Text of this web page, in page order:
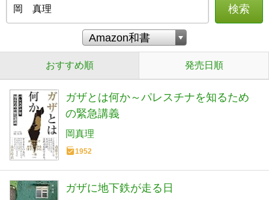
検索
おすすめ順 発売日順
ガザとは何か～パレスチナを知るため
の緊急講義
岡真理
1952
ガザに地下鉄が走る日